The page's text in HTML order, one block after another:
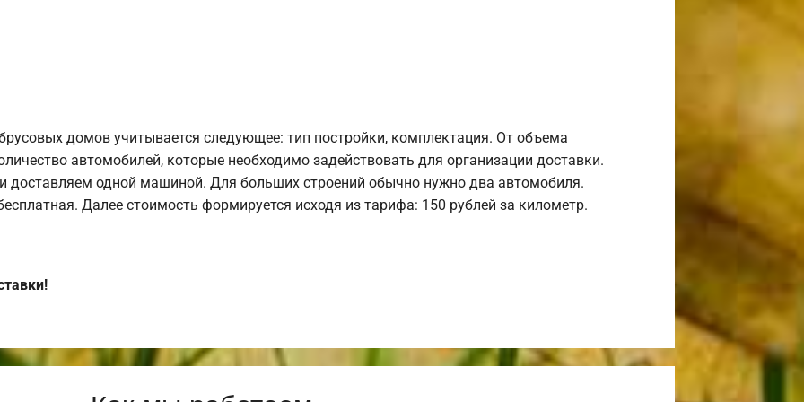
домов учитывается следующее: тип постройки, комплектация. От объема
автомобилей, которые необходимо задействовать для организации доставки.
доставляем одной машиной. Для больших строений обычно нужно два автомобиля.
Далее стоимость формируется исходя из тарифа: 150 рублей за километр.